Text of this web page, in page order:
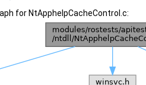
for NtApphelpCacheControl.c: